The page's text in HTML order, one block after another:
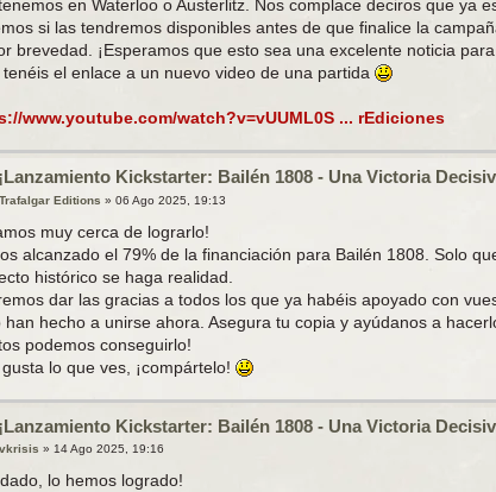
en Waterloo o Austerlitz. Nos complace deciros que ya
si las tendremos disponibles antes de que finalice la
brevedad. ¡Esperamos que esto sea una excelente noticia
el enlace a un nuevo video de una partida
www.youtube.com/watch?v=vUUML0S ... rEdiciones
Kickstarter: Bailén 1808 - Una Victoria
Trafalgar Editions » 06 Ago 2025, 19:13
muy cerca de lograrlo!
alcanzado el 79% de la financiación para Bailén 1808. Solo
histórico se haga realidad.
dar las gracias a todos los que ya habéis apoyado con
han hecho a unirse ahora. Asegura tu copia y ayúdanos a
podemos conseguirlo!
lo que ves, ¡compártelo!
Kickstarter: Bailén 1808 - Una Victoria
vkrisis » 14 Ago 2025, 19:16
lo hemos logrado!